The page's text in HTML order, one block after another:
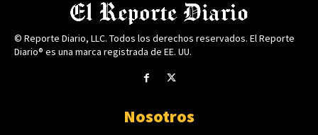
© Reporte Diario, LLC. Todos los derechos reservados. El Reporte
Diario® es una marca registrada de EE. UU.
Nosotros